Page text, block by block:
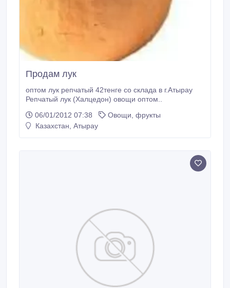
Продам лук
оптом лук репчатый 42тенге со склада в г.Атырау
Репчатый лук (Халцедон) овощи оптом..
06/01/2012 07:38
Овощи, фрукты
Казахстан, Атырау